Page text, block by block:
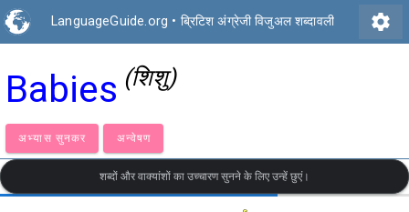
LanguageGuide.org • ब्रिटिश अंग्रेजी विजुअल शब्दावली settings
Babies (शिशु)
अभ्यास सुनकर अन्वेषण
शब्दों और वाक्यांशों का उच्चारण सुनने के लिए उन्हें छुएं।